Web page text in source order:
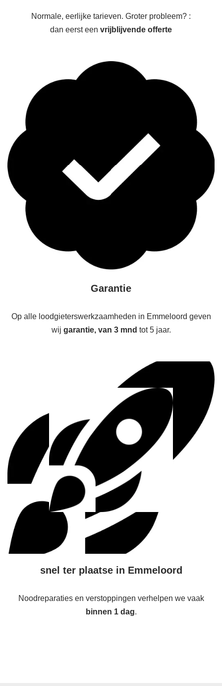
Normale, eerlijke tarieven. Groter probleem? :
dan eerst een vrijblijvende offerte
Garantie
Op alle loodgieterswerkzaamheden in Emmeloord geven
wij garantie, van 3 mnd tot 5 jaar.
snel ter plaatse in Emmeloord
Noodreparaties en verstoppingen verhelpen we vaak
binnen 1 dag.